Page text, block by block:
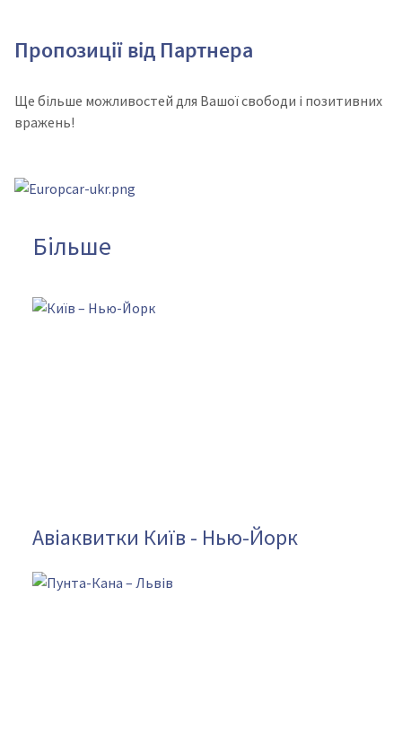
Пропозиції від Партнера
Ще більше можливостей для Вашої свободи і позитивних
вражень!
Більше
Авіаквитки Київ - Нью-Йорк